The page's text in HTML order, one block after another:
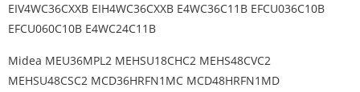
EIV4WC36CXXB EIH4WC36CXXB E4WC36C11B EFCU036C10B
EFCU060C10B E4WC24C11B
Midea MEU36MPL2 MEHSU18CHC2 MEHS48CVC2
MEHSU48CSC2 MCD36HRFN1MC MCD48HRFN1MD